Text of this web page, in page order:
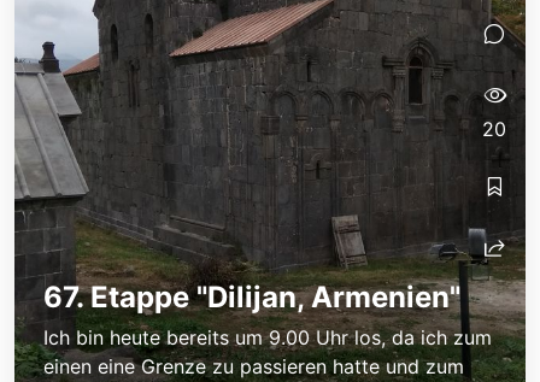
67. Etappe "Dilijan, Armenien"
Ich bin heute bereits um 9.00 Uhr los, da ich zum
einen eine Grenze zu passieren hatte und zum
20